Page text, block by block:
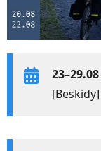
23–29.08
[Beskidy]